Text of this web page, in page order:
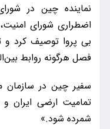
نماینده چین در
اضطراری شورای امنیت،
بی پروا توصیف کرد و
فصل هرگونه روابط
سفیر چین در سازمان
تمامیت ارضی ایران
شمرده شود.»